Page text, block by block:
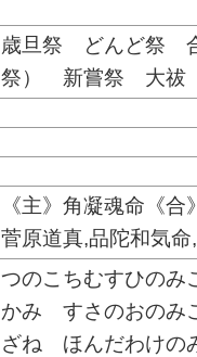
歳旦祭 どんど祭
祭） 新嘗祭 大祓
《主》角凝魂命《
菅原道真,品陀和気
つのこちむすひの
かみ すさのおのみ
ざね ほんだわけの